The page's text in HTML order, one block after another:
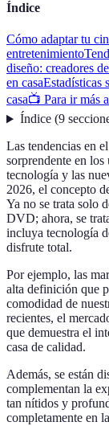
Índice
Cómo adaptar tu
entretenimiento
diseño: creadores
en casaEstadísticas
casa📺 Para ir más
Índice(9
Las tendencias en
sorprendente en
tecnología y las
2026, el concepto
Ya no se trata solo
DVD; ahora, se
incluya tecnología
disfrute total.
Por ejemplo, las
alta definición que
comodidad de
recientes, el
que demuestra el
casa de calidad.
Además, se están
complementan la
tan nítidos y
completamente en